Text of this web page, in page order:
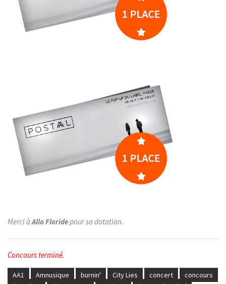
Merci àAllo Floridepour sa dotation.
Concours terminé.
AA1 Amnusique burnin' City Lies concert
concours